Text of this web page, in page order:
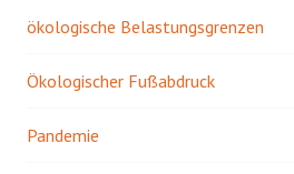
ökologische Belastungsgrenzen
Ökologischer Fußabdruck
Pandemie